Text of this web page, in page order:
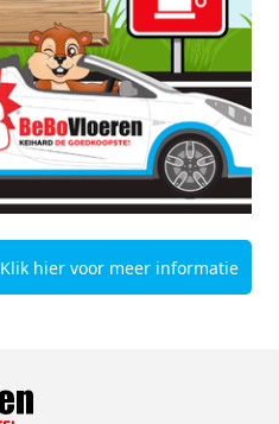
Klik hier voor meer informatie